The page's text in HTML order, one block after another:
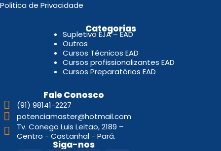
Politica de Privacidade
Categorias
Supletivo EJA – EAD
Outros
Cursos Técnicos EAD
Cursos profissionalizantes EAD
Cursos Preparatórios EAD
Fale Conosco
(91) 98141-2227
potenciamaster@hotmail.com
Tv. Conego Luis Leitao, 2189 –
Centro - Castanhal - Pará.
Siga-nos